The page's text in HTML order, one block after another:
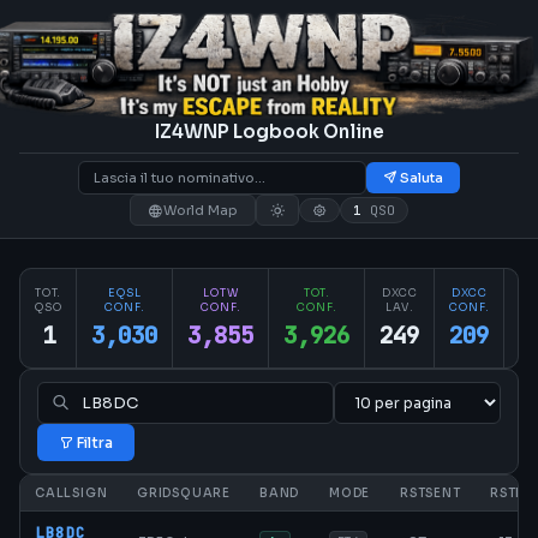
IZ4WNP Logbook Online
Saluta
World Map
1 QSO
TOT.
QSO
1
EQSL
CONF.
3,030
LOTW
CONF.
3,855
TOT.
CONF.
3,926
DXCC
LAV.
249
DXCC
CONF.
209
Filtra
CALLSIGN GRIDSQUARE BAND MODE RSTSENT
LB8DC